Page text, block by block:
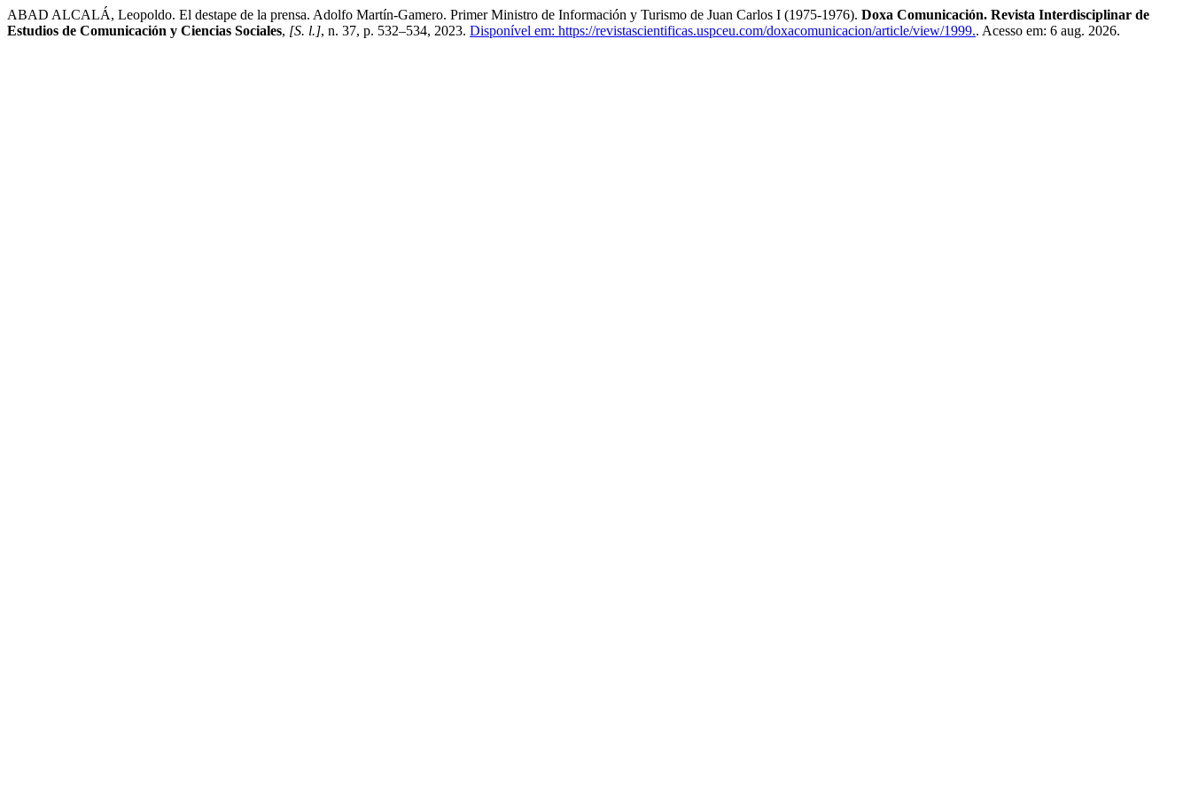
ABAD ALCALÁ, Leopoldo. El destape de la prensa. Adolfo Martín-Gamero. Primer Ministro de Información y Turismo de Juan Carlos I (1975-1976). Doxa Comunicación. Revista Interdisciplinar de
Estudios de Comunicación y Ciencias Sociales, [S. l.], n. 37, p. 532–534, 2023. Disponível em: https://revistascientificas.uspceu.com/doxacomunicacion/article/view/1999.. Acesso em: 6 aug. 2026.